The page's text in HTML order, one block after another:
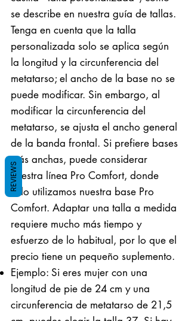
se describe en nuestra guía de tallas.
Tenga en cuenta que la talla
personalizada solo se aplica según
la longitud y la circunferencia del
metatarso; el ancho de la base no se
puede modificar. Sin embargo, al
modificar la circunferencia del
metatarso, se ajusta el ancho general
de la banda frontal. Si prefiere bases
más anchas, puede considerar
nuestra línea Pro Comfort, donde
solo utilizamos nuestra base Pro
Comfort. Adaptar una talla a medida
requiere mucho más tiempo y
esfuerzo de lo habitual, por lo que el
precio tiene un pequeño suplemento.
Ejemplo: Si eres mujer con una
longitud de pie de 24 cm y una
circunferencia de metatarso de 21,5
REVIEWS